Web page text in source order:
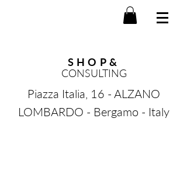
SHOP&
CONSULTING
Piazza Italia, 16 - ALZANO
LOMBARDO - Bergamo - Italy